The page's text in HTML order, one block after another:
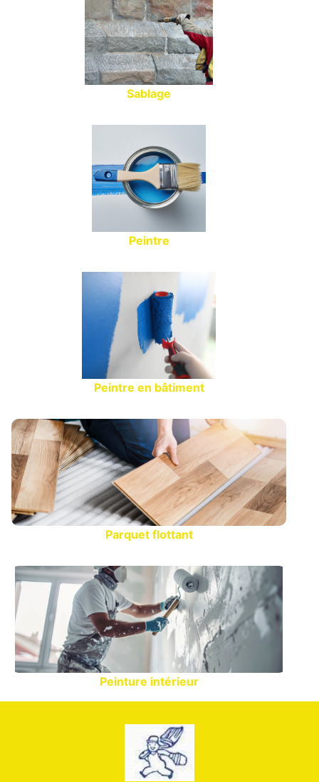
Sablage
Peintre
Peintre en bâtiment
Parquet flottant
Peinture intérieur